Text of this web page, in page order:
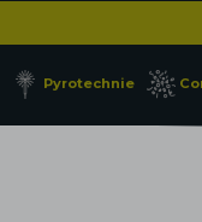
Pyrotechnie